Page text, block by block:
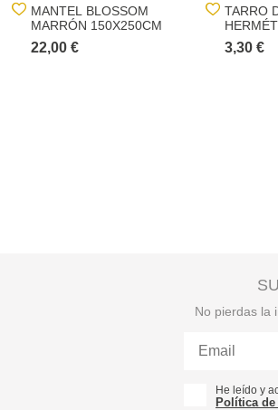
MANTEL BLOSSOM
MARRÓN 150X250CM
22,00 €
TARRO
3,30 €
No pierdas la
He leído y
Política